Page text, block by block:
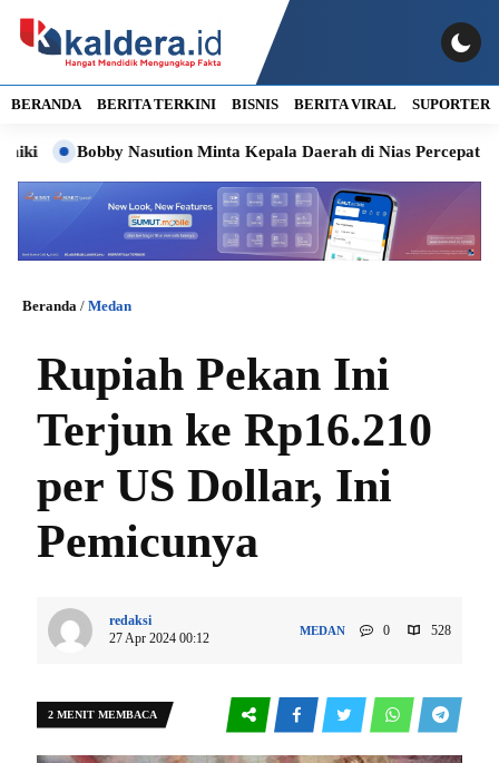
BERANDA BERITA TERKINI BISNIS BERITA VIRAL SUPORTER
Bobby Nasution Minta Kepala Daerah di Nias Percepat Usulan
Beranda / Medan
Rupiah Pekan Ini
Terjun ke Rp16.210
per US Dollar, Ini
Pemicunya
redaksi
27 Apr 2024 00:12
MEDAN 0 528
2 MENIT MEMBACA